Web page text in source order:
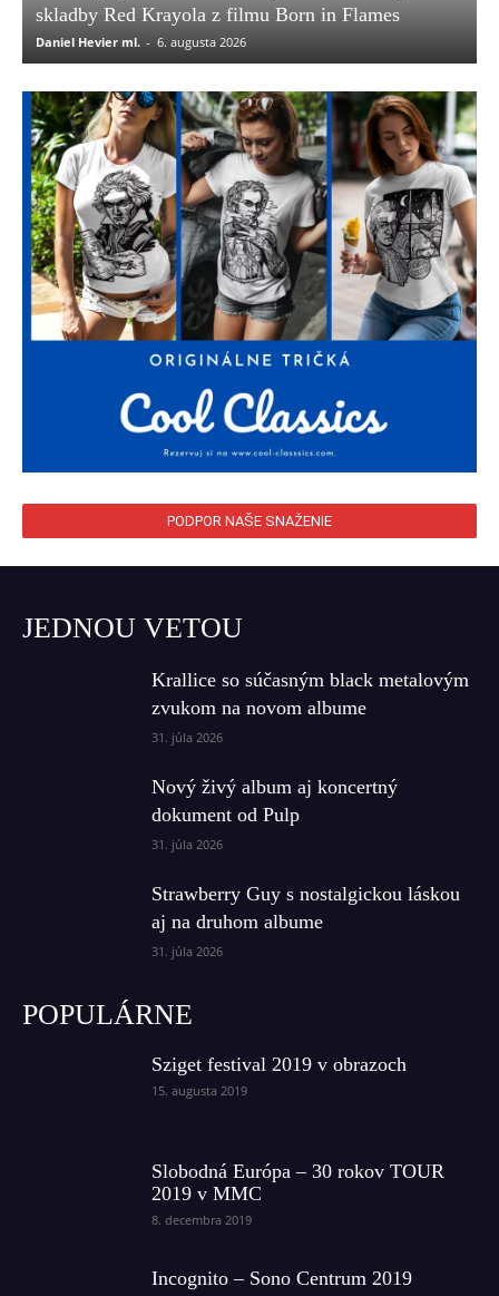
skladby Red Krayola z filmu Born in Flames
Daniel Hevier ml. - 6. augusta 2026
PODPOR NAŠE SNAŽENIE
JEDNOU VETOU
Krallice so súčasným black metalovým
zvukom na novom albume
31. júla 2026
Nový živý album aj koncertný
dokument od Pulp
31. júla 2026
Strawberry Guy s nostalgickou láskou
aj na druhom albume
31. júla 2026
POPULÁRNE
Sziget festival 2019 v obrazoch
15. augusta 2019
Slobodná Európa – 30 rokov TOUR
2019 v MMC
8. decembra 2019
Incognito – Sono Centrum 2019